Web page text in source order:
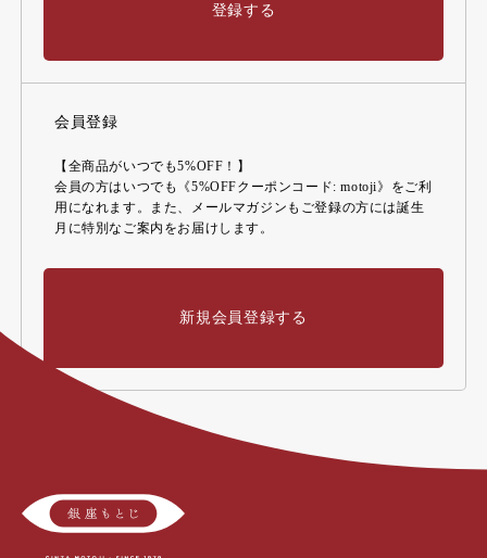
登録する
会員登録
【全商品がいつでも5%OFF！】
会員の方はいつでも《5%OFFクーポンコード: motoji》をご利
用になれます。また、メールマガジンもご登録の方には誕生
月に特別なご案内をお届けします。
新規会員登録する